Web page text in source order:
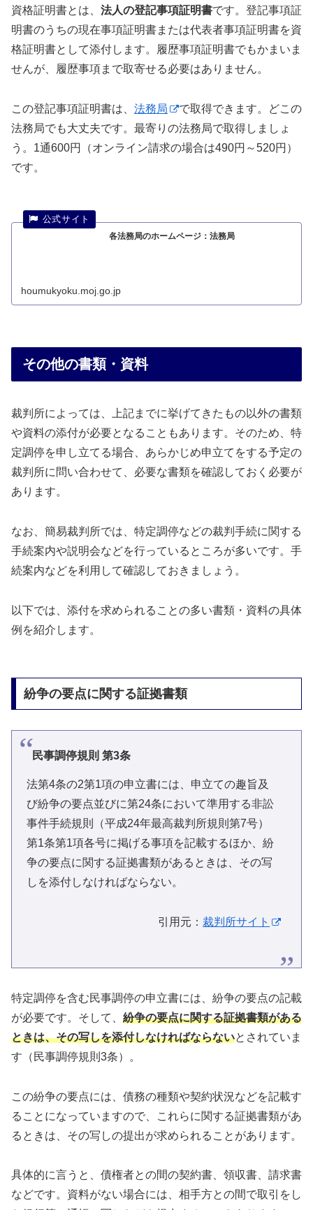
資格証明書とは、 法人の登記事項証明書です。登記事項証
明書のうちの現在事項証明書または代表者事項証明書を資
格証明書として添付します。履歴事項証明書でもかまいま
せんが、履歴事項まで取寄せる必要はありません。
この登記事項証明書は、 法務局
で取得できます。どこの
法務局でも大丈夫です。最寄りの法務局で取得しましょ
う。1通600円（オンライン請求の場合は490円～520円）
です。
各法務局のホームページ：法務局
houmukyoku.moj.go.jp
その他の書類・資料
裁判所によっては、上記までに挙げてきたもの以外の書類
や資料の添付が必要となることもあります。そのため、特
定調停を申し立てる場合、あらかじめ申立てをする予定の
裁判所に問い合わせて、必要な書類を確認しておく必要が
あります。
なお、簡易裁判所では、特定調停などの裁判手続に関する
手続案内や説明会などを行っているところが多いです。手
続案内などを利用して確認しておきましょう。
以下では、添付を求められることの多い書類・資料の具体
例を紹介します。
紛争の要点に関する証拠書類
民事調停規則 第3条
法第4条の2第1項の申立書には、申立ての趣旨及
び紛争の要点並びに第24条において準用する非訟
事件手続規則（平成24年最高裁判所規則第7号）
第1条第1項各号に掲げる事項を記載するほか、紛
争の要点に関する証拠書類があるときは、その写
しを添付しなければならない。
引用元：裁判所サイト
特定調停を含む民事調停の申立書には、紛争の要点の記載
が必要です。そして、 紛争の要点に関する証拠書類がある
ときは、その写しを添付しなければならないとされていま
す（民事調停規則3条）。
この紛争の要点には、債務の種類や契約状況などを記載す
ることになっていますので、これらに関する証拠書類があ
るときは、その写しの提出が求められることがあります。
具体的に言うと、債権者との間の契約書、領収書、請求書
などです。資料がない場合には、相手方との間で取引をし